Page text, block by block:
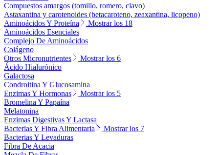
Compuestos amargos (tomillo, romero, clavo)
Astaxantina y carotenoides (betacaroteno, zeaxantina, licopeno)
Aminoácidos Y Proteína
Mostrar los 18
Aminoácidos Esenciales
Complejo De Aminoácidos
Colágeno
Otros Micronutrientes
Mostrar los 6
Ácido Hialurónico
Galactosa
Condroitina Y Glucosamina
Enzimas Y Hormonas
Mostrar los 5
Bromelina Y Papaína
Melatonina
Enzimas Digestivas Y Lactasa
Bacterias Y Fibra Alimentaria
Mostrar los 7
Bacterias Y Levaduras
Fibra De Acacia